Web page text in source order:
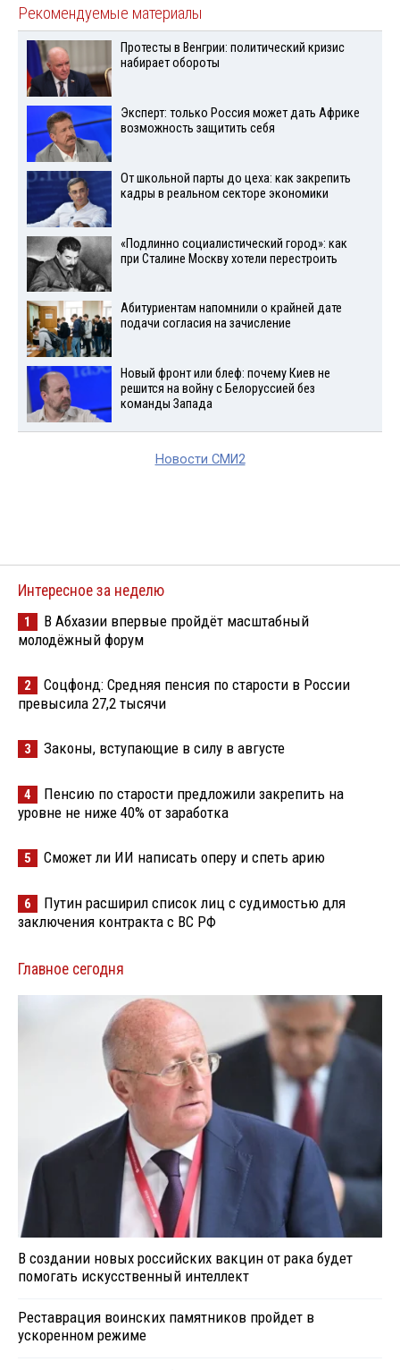
Рекомендуемые материалы
Протесты в Венгрии: политический кризис
набирает обороты
Эксперт: только Россия может дать Африке
возможность защитить себя
От школьной парты до цеха: как закрепить
кадры в реальном секторе экономики
«Подлинно социалистический город»: как
при Сталине Москву хотели перестроить
Абитуриентам напомнили о крайней дате
подачи согласия на зачисление
Новый фронт или блеф: почему Киев не
решится на войну с Белоруссией без
команды Запада
Новости СМИ2
Интересное за неделю
1
В Абхазии впервые пройдёт масштабный
молодёжный форум
2
Соцфонд: Средняя пенсия по старости в России
превысила 27,2 тысячи
3 Законы, вступающие в силу в августе
4
Пенсию по старости предложили закрепить на
уровне не ниже 40% от заработка
5 Сможет ли ИИ написать оперу и спеть арию
6
Путин расширил список лиц с судимостью для
заключения контракта с ВС РФ
Главное сегодня
В создании новых российских вакцин от рака будет
помогать искусственный интеллект
Реставрация воинских памятников пройдет в
ускоренном режиме